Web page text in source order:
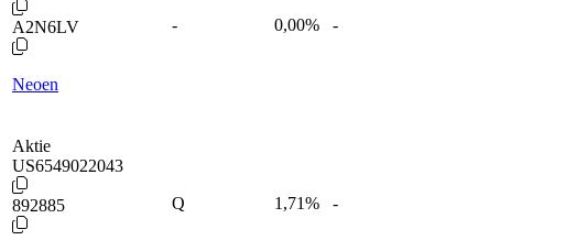
A2N6LV
Neoen
- 0,00% -
Aktie
US6549022043
892885 Q 1,71% -